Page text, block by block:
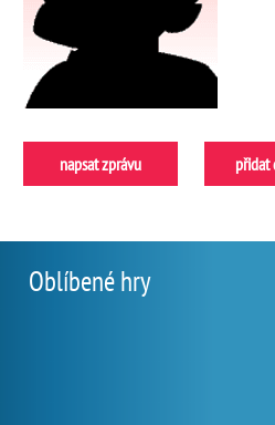
napsat zprávu přidat
Oblíbené hry